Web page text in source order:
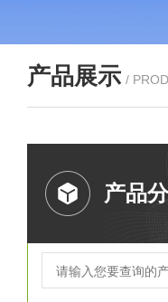
产品展示 /
产品